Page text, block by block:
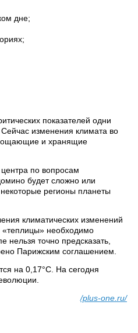
дне;
показателей одни
изменения климата во
и хранящие
по вопросам
будет сложно или
регионы планеты
климатических изменений
«теплицы» необходимо
нельзя точно предсказать,
Парижским соглашением.
на 0,17°C. На сегодня
/plus-one.ru/